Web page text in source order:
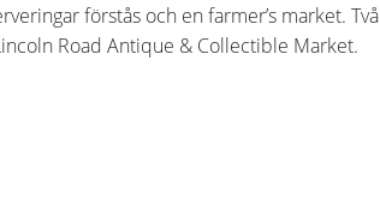
förstås och en farmer’s market. Två
Road Antique & Collectible Market.